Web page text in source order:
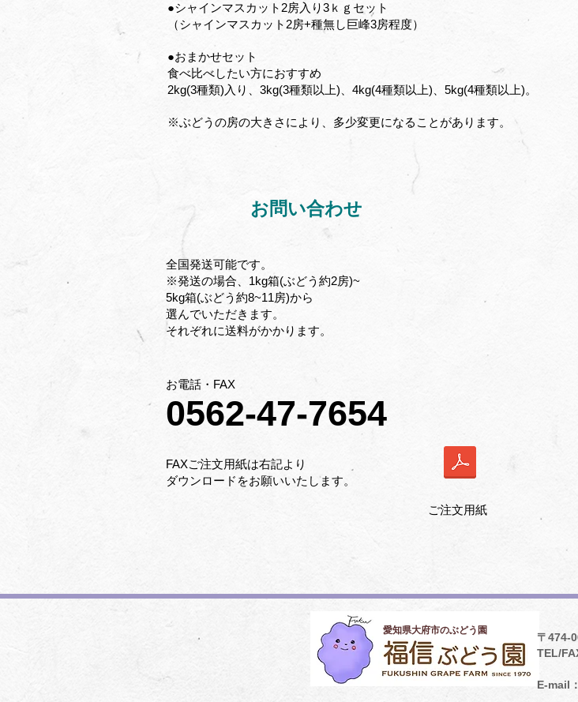
●シャインマスカット2房入り3ｋｇセット
（シャインマスカット2房+種無し巨峰3房程度）
●おまかせセット
食べ比べしたい方におすすめ
2kg(3種類)入り、3kg(3種類以上)、4kg(4種類以上)、5kg(4種類以上)。
※ぶどうの房の大きさにより、多少変更になることがあります。
お問い合わせ
全国発送可能です。
※発送の場合、1kg箱(ぶどう約2房)~
5kg箱(ぶどう約8~11房)から
選んでいただきます。
それぞれに送料がかかります。
​お電話・FAX
0562-47-7654
​FAXご注文用紙は右記より
ダウンロードをお願いいたします。
ご注文用紙
​愛知県大府市のぶどう園
〒474-
TEL/
（
E-mail